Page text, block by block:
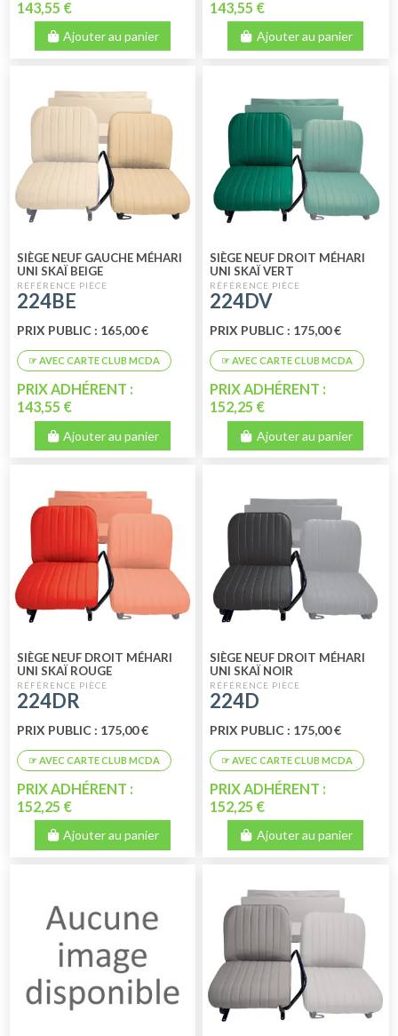
143,55 €
Ajouter au panier
143,55 €
Ajouter au panier
SIÈGE NEUF GAUCHE MÉHARI
UNI SKAÏ BEIGE
224BE
PRIX PUBLIC : 165,00 €
PRIX ADHÉRENT :
143,55 €
Ajouter au panier
SIÈGE NEUF DROIT MÉHARI
UNI SKAÏ VERT
224DV
PRIX PUBLIC : 175,00 €
PRIX ADHÉRENT :
152,25 €
Ajouter au panier
SIÈGE NEUF DROIT MÉHARI
UNI SKAÏ ROUGE
224DR
PRIX PUBLIC : 175,00 €
PRIX ADHÉRENT :
152,25 €
Ajouter au panier
SIÈGE NEUF DROIT MÉHARI
UNI SKAÏ NOIR
224D
PRIX PUBLIC : 175,00 €
PRIX ADHÉRENT :
152,25 €
Ajouter au panier